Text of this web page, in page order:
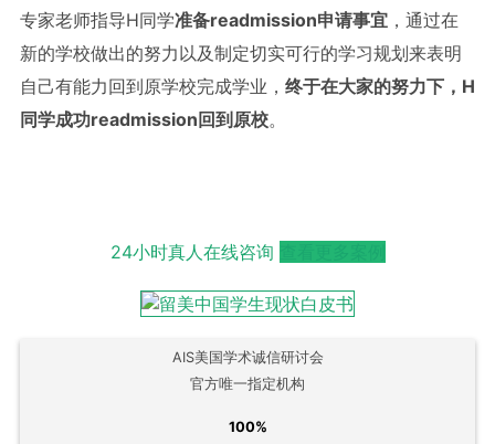
专家老师指导H同学准备readmission申请事宜 ，通过在
新的学校做出的努力以及制定切实可行的学习规划来表明
自己有能力回到原学校完成学业， 终于在大家的努力下， H
同学成功readmission 回到原校。
24小时真人在线咨询
AIS美国学术诚信研讨会
官方唯一指定机构
100%